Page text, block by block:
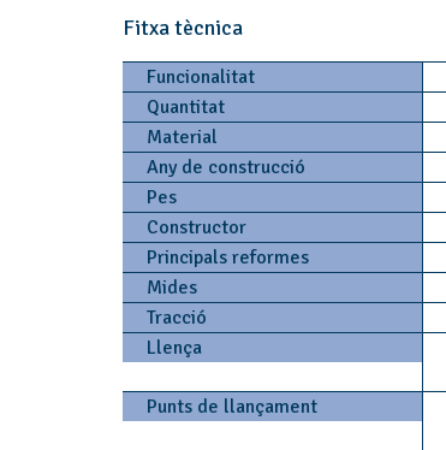
Fitxa tècnica
Funcionalitat
Quantitat
Material
Any de construcció
Pes
Constructor
Principals reformes
Mides
Tracció
Llença
Punts de llançament